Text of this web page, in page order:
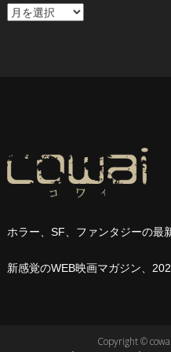
ア
ホラー、SF、ファンタジーの最
新感覚のWEB映画マガジン、
Copyright ©